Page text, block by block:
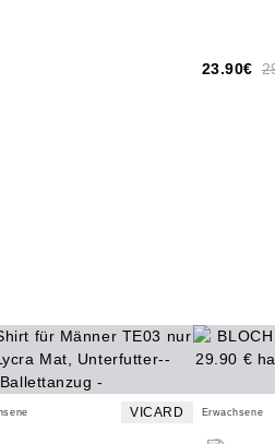
23.90€
VICARD Erwachsene